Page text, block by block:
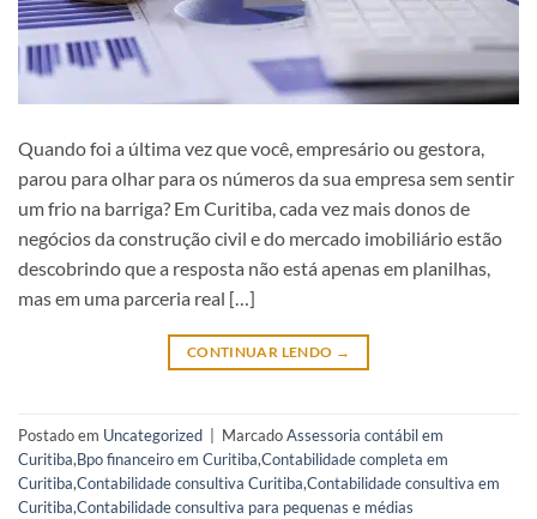
Quando foi a última vez que você, empresário ou gestora,
parou para olhar para os números da sua empresa sem sentir
um frio na barriga? Em Curitiba, cada vez mais donos de
negócios da construção civil e do mercado imobiliário estão
descobrindo que a resposta não está apenas em planilhas,
mas em uma parceria real […]
CONTINUAR LENDO →
Postado em Uncategorized MarcadoAssessoria contábil em
Curitiba,Bpo financeiro em Curitiba,Contabilidade completa em
Curitiba,Contabilidade consultiva Curitiba,Contabilidade consultiva em
Curitiba,Contabilidade consultiva para pequenas e médias